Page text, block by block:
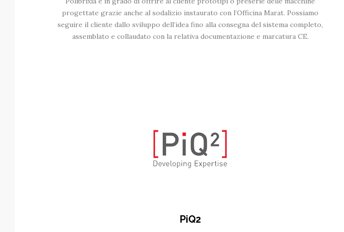
progettate grazie anche al sodalizio instaurato con l’Officina Marat. Possiamo
seguire il cliente dallo sviluppo dell’idea fino alla consegna del sistema completo,
assemblato e collaudato con la relativa documentazione e marcatura CE.
PiQ2